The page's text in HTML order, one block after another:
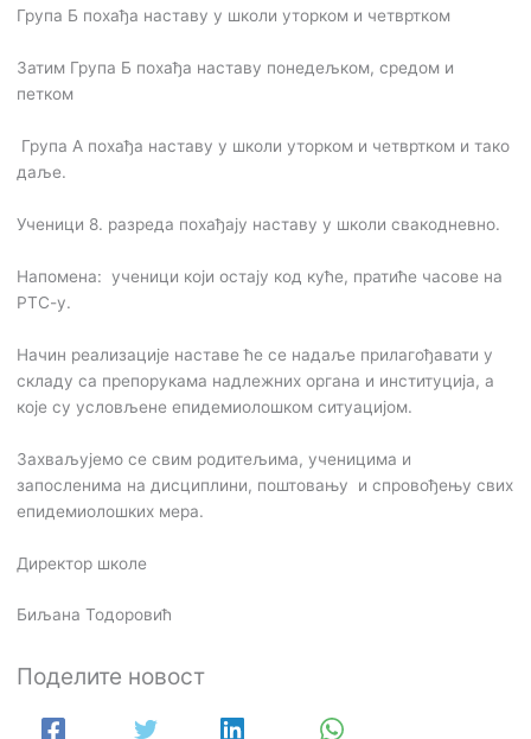
Група Б похађа наставу у школи уторком и четвртком
Затим Група Б похађа наставу понедељком, средом и
петком
Група А похађа наставу у школи уторком и четвртком и тако
даље.
Ученици 8. разреда похађају наставу у школи свакодневно.
Напомена: ученици који остају код куће, пратиће часове на
РТС-у.
Начин реализације наставе ће се надаље прилагођавати у
складу са препорукама надлежних органа и институција, а
које су условљене епидемиолошком ситуацијом.
Захваљујемо се свим родитељима, ученицима и
запосленима на дисциплини, поштовању и спровођењу свих
епидемиолошких мера.
Директор школе
Биљана Тодоровић
Поделите новост